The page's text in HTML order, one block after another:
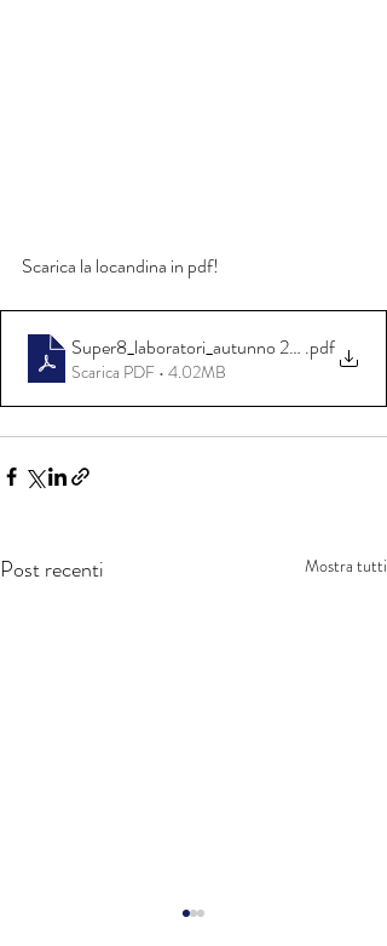
Scarica la locandina in pdf!
Super8_laboratori_autunno 2023.pdf
Scarica PDF • 4.02MB
Post recenti Mostra tutti